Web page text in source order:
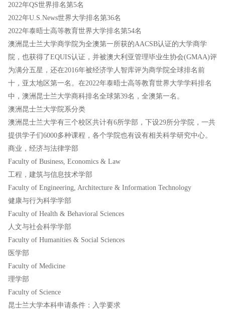
2022年QS世界排名第5名
2022年U.S.News世界大学排名第36名
2022年泰晤士高等教育世界大学排名第54名
澳洲昆士兰大学商学院为全澳第一所获的AACSB认证的大学商学
院，也获得了EQUIS认证，并被澳大利亚管理毕业生协会(GMAA)评
为满分五星，还在2016年被经济学人智库评为商学院全球排名前
十，亚太地区第一名。在2022年泰晤士高等教育世界大学学科排名
中，澳洲昆士兰大学商科排名全球第39名，全澳第一名。
澳洲昆士兰大学院系分类
澳洲昆士兰大学有三个校区共计有6所学部，下设29所分学院，一共
提供学子们6000多种课程，各个学院也有设有相关科学研究中心。
商业，经济与法律学部
Faculty of Business, Economics & Law
工程，建筑与信息技术学部
Faculty of Engineering, Architecture & Information Technology
健康与行为科学学部
Faculty of Health & Behavioral Sciences
人文与社会科学学部
Faculty of Humanities & Social Sciences
医学部
Faculty of Medicine
理学部
Faculty of Science
昆士兰大学本科申请条件：入学要求